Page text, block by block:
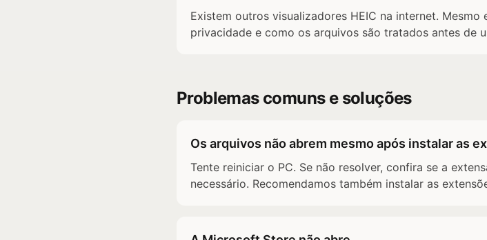
Existem outros visualizadores HEIC na internet.
privacidade e como os arquivos são tratados antes de
Problemas comuns e soluções
Os arquivos não abrem mesmo após instalar as
Tente reiniciar o PC. Se não resolver, confira se a
necessário. Recomendamos também instalar as